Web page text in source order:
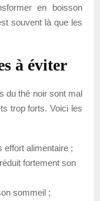
en boisson
souvent là que les
à éviter
du thé noir sont mal
trop forts. Voici les
effort alimentaire ;
fortement son
sommeil ;